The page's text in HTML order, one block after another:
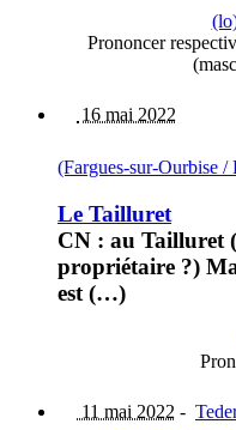
Prononcer
16 mai 2022
(Fargues-sur-Ourbise /
Le Tailluret
CN : au Tailluret
propriétaire ?)
est (…)
11 mai 2022 -